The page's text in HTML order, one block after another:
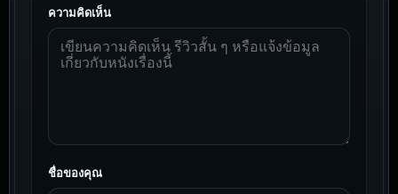
ความคิดเห็น
ชื่อของคุณ